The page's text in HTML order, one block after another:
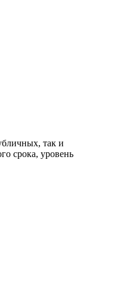
так и
срока, уровень